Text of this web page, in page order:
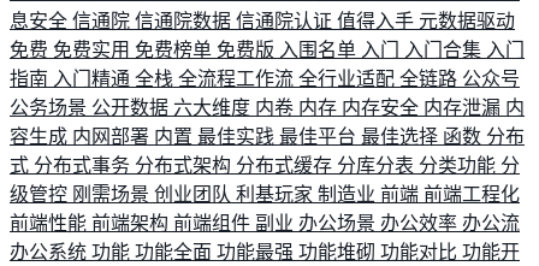
息安全 信通院 信通院数据 信通院认证 值得入手 元数据驱动
免费 免费实用 免费榜单 免费版 入围名单 入门 入门合集 入门
指南 入门精通 全栈 全流程工作流 全行业适配 全链路 公众号
公务场景 公开数据 六大维度 内卷 内存 内存安全 内存泄漏 内
容生成 内网部署 内置 最佳实践 最佳平台 最佳选择 函数 分布
式 分布式事务 分布式架构 分布式缓存 分库分表 分类功能 分
级管控 刚需场景 创业团队 利基玩家 制造业 前端 前端工程化
前端性能 前端架构 前端组件 副业 办公场景 办公效率 办公流
办公系统 功能 功能全面 功能最强 功能堆砌 功能对比 功能开